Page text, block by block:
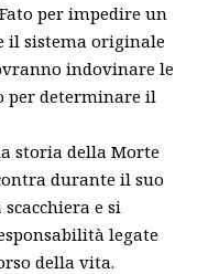
per impedire un
il sistema originale
indovinare le
per determinare il
storia della Morte
durante il suo
e si
legate
della vita.